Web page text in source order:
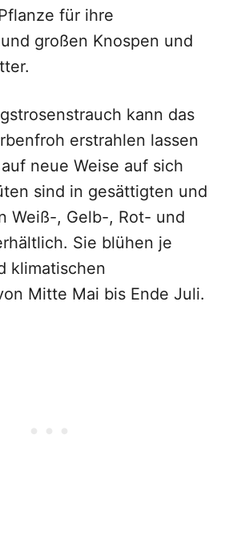
für ihre
großen Knospen und
kann das
erstrahlen lassen
neue Weise auf sich
sind in gesättigten und
Weiß-, Gelb-, Rot- und
Sie blühen je
klimatischen
Mitte Mai bis Ende Juli.